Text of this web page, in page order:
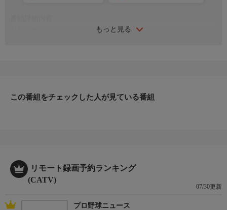
もっと見る
＊ライブ放送につき、番組および商品内容に変更が生じる場合も
この番組をチェックした人が見ている番組
リモート録画予約ランキング
(CATV)
07/30更新
プロ野球ニュース